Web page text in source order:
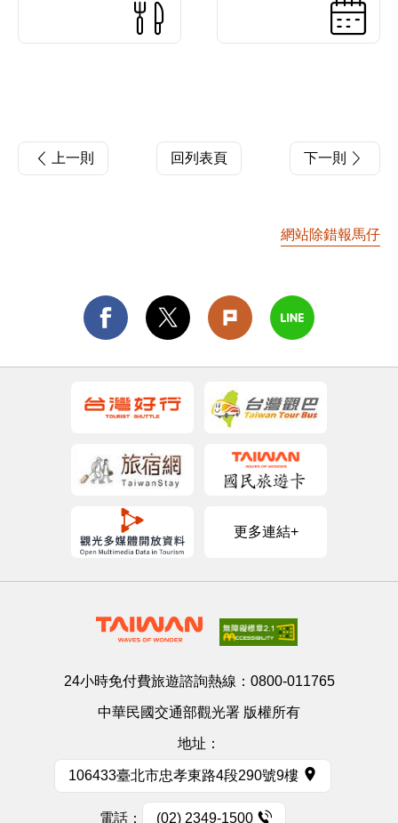
上一則 回列表頁 下一則
網站除錯報馬仔
更多連結+
24小時免付費旅遊諮詢熱線： 0800-011765
中華民國交通部觀光署 版權所有
地址：
106433臺北市忠孝東路4段290號9樓
電話： (02) 2349-1500